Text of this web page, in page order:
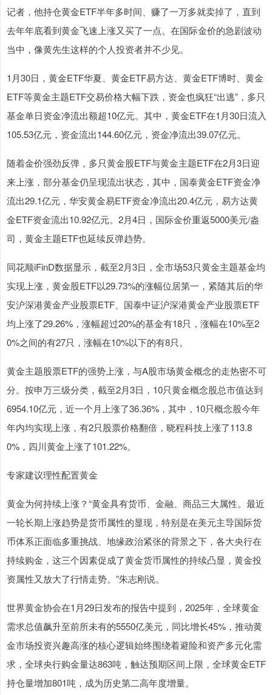
记者，他持仓黄金ETF半年多时间、赚了一万多就卖掉了，直到
去年年底看到黄金飞速上涨又买了一点。在国际金价的急剧波动
当中，像黄先生这样的个人投资者并不少见。
1月30日，黄金ETF华夏、黄金ETF易方达、黄金ETF博时、黄金
ETF等黄金主题ETF交易价格大幅下跌，资金也疯狂“出逃”，多只
基金单日资金净流出额超10亿元。其中，黄金ETF在1月30日流入
105.53亿元，资金流出144.60亿元，资金净流出39.07亿元。
随着金价强劲反弹，多只黄金股ETF与黄金主题ETF在2月3日迎
来上涨，部分基金仍呈现流出状态，其中，国泰黄金ETF资金净
流出29.1亿元，华安黄金易ETF资金净流出20.4亿元，易方达黄
金ETF资金流出10.92亿元。2月4日，国际金价重返5000美元/盎
司，黄金主题ETF也延续反弹趋势。
同花顺iFinD数据显示，截至2月3日，全市场53只黄金主题基金均
实现上涨，黄金股ETF以29.73%的涨幅位居第一，紧随其后的华
安沪深港黄金产业股票ETF、国泰中证沪深港黄金产业股票ETF
均上涨了29.26%，涨幅超过20%的基金有18只，涨幅在10%至2
0%之间的有27只，涨幅在10%以下的有8只。
黄金主题股票ETF的强势上涨，与A股市场黄金概念的走热密不可
分。按申万三级分类，截至2月3日，10只黄金概念股总市值达到
6954.10亿元，近一个月上涨了36.36%，其中，10只概念股今年
年内均实现上涨，有2只股票价格翻倍，晓程科技上涨了113.8
0%，四川黄金上涨了101.22%。
专家建议理性配置黄金
黄金为何持续上涨？“黄金具有货币、金融、商品三大属性。最近
一轮长期上涨趋势是货币属性的显现，特别是在美元主导国际货
币体系正面临多重挑战、地缘政治紧张的背景之下，各大央行在
持续购金，这三个因素促成了黄金货币属性的持续凸显，黄金投
资属性又放大了行情走势。”朱志刚说。
世界黄金协会在1月29日发布的报告中提到，2025年，全球黄金
需求总值飙升至前所未有的5550亿美元，同比增长45%，推动黄
金市场投资兴趣高涨的核心逻辑始终围绕着避险和资产多元化需
求，全球央行购金量达863吨，触达预期区间上限，全球黄金ETF
持仓量增加801吨，成为历史第二高年度增量。